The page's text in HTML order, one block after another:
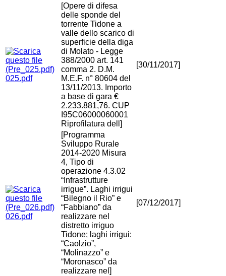
025.pdf
[Opere di difesa
delle sponde del
torrente Tidone a
valle dello scarico di
superficie della diga
di Molato - Legge
388/2000 art. 141
comma 2. D.M.
M.E.F. n° 80604 del
13/11/2013. Importo
a base di gara €
2.233.881,76. CUP
I95C06000060001
Riprofilatura dell]
[30/11/2017]
026.pdf
[Programma
Sviluppo Rurale
2014-2020 Misura
4, Tipo di
operazione 4.3.02
“Infrastrutture
irrigue”. Laghi irrigui
“Bilegno il Rio” e
“Fabbiano” da
realizzare nel
distretto irriguo
Tidone; laghi irrigui:
“Caolzio”,
“Molinazzo” e
“Moronasco” da
realizzare nel]
[07/12/2017]